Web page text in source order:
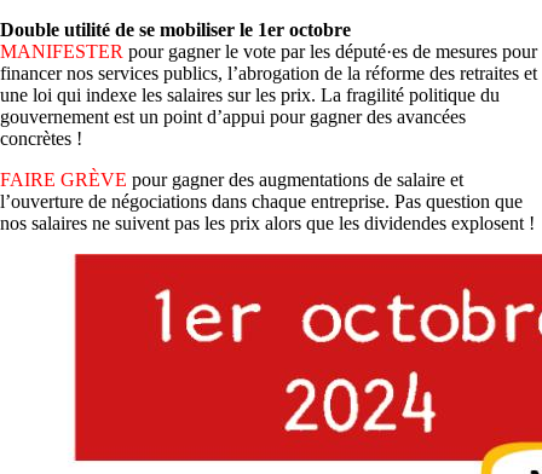
Double utilité de se mobiliser le 1er octobre
MANIFESTER pour gagner le vote par les député·es de mesures pour
financer nos services publics, l’abrogation de la réforme des retraites et
une loi qui indexe les salaires sur les prix. La fragilité politique du
gouvernement est un point d’appui pour gagner des avancées
concrètes !
FAIRE GRÈVE pour gagner des augmentations de salaire et
l’ouverture de négociations dans chaque entreprise. Pas question que
nos salaires ne suivent pas les prix alors que les dividendes explosent !